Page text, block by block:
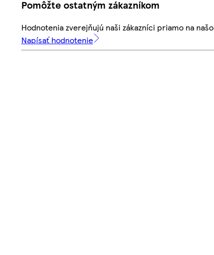
Pomôžte ostatným zákazníkom
Hodnotenia zverejňujú naši zákazníci priamo na
Napísať hodnotenie